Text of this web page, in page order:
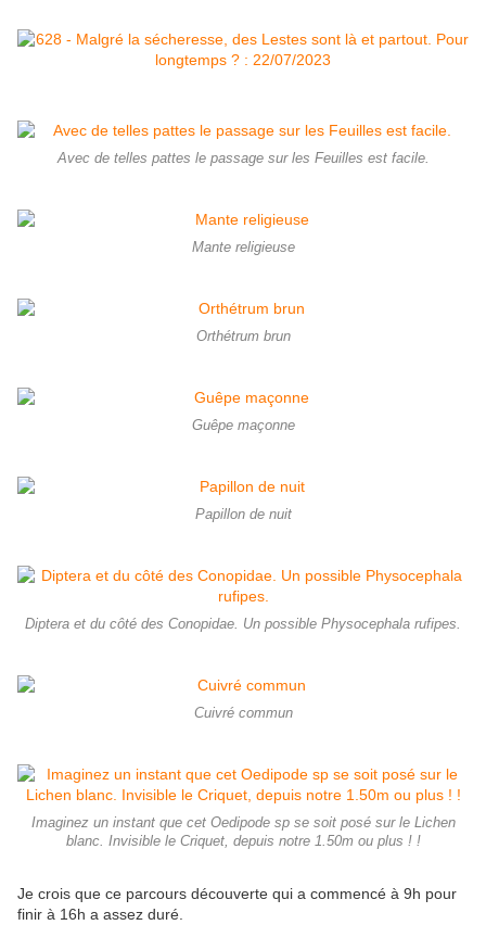
Avec de telles pattes le passage sur les Feuilles est facile.
Mante religieuse
Orthétrum brun
Guêpe maçonne
Papillon de nuit
Diptera et du côté des Conopidae. Un possible Physocephala rufipes.
Cuivré commun
Imaginez un instant que cet Oedipode sp se soit posé sur le Lichen
blanc. Invisible le Criquet, depuis notre 1.50m ou plus ! !
Je crois que ce parcours découverte qui a commencé à 9h pour
finir à 16h a assez duré.